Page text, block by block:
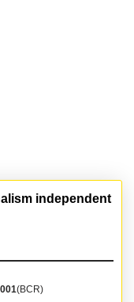
independent
(BCR)